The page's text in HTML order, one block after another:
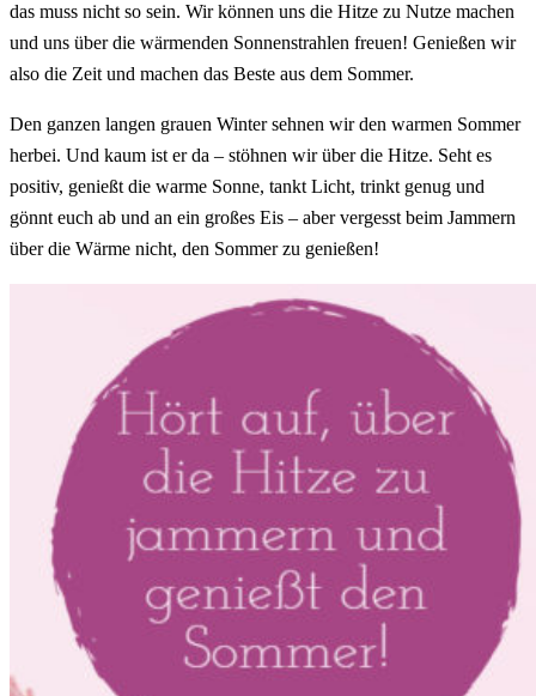
das muss nicht so sein. Wirkönnen uns die Hitze zu Nutze machen
und uns überdie wärmenden Sonnenstrahlen freuen! Genießen wir
also die Zeit und machen das Beste aus dem Sommer.
Den ganzen langen grauen Winter sehnen wir den warmen Sommer
herbei. Und kaum ist er da – stöhnen wir über die Hitze. Seht es
positiv, genießt die warme Sonne, tankt Licht, trinkt genug und
gönnt euch ab und an ein großes Eis – aber vergesst beim Jammern
über die Wärme nicht, den Sommer zu genießen!